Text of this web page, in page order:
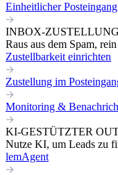
Einheitlicher Posteingang
INBOX-
Raus aus dem Spam,
Zustellbarkeit einrichten
Zustellung im
Monitoring &
KI-GESTÜTZTER
Nutze KI, um Leads zu
lemAgent